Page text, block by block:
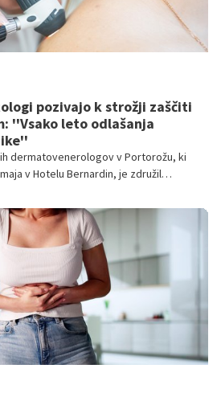
pozivajo k strožji zaščiti
''Vsako leto odlašanja
dermatovenerologov v Portorožu, ki
v Hotelu Bernardin, je združil
urejanju zaščite delavcev na
sevanjem. Zaradi
je celoten program potekal v